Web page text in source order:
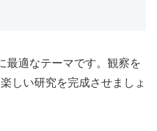
最適なテーマです。観察を
しい研究を完成させましょ